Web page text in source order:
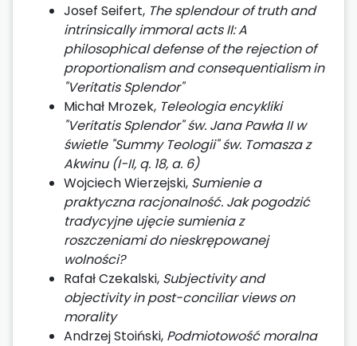
Josef Seifert, The splendour of truth and
intrinsically immoral acts II: A
philosophical defense of the rejection of
proportionalism and consequentialism in
"Veritatis Splendor"
Michał Mrozek, Teleologia encykliki
"Veritatis Splendor" św. Jana Pawła II w
świetle "Summy Teologii" św. Tomasza z
Akwinu (I−II, q. 18, a. 6)
Wojciech Wierzejski, Sumienie a
praktyczna racjonalność. Jak pogodzić
tradycyjne ujęcie sumienia z
roszczeniami do nieskrępowanej
wolności?
Rafał Czekalski, Subjectivity and
objectivity in post-conciliar views on
morality
Andrzej Stoiński, Podmiotowość moralna